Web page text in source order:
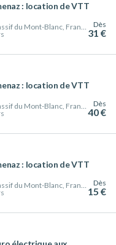
: location de VTT
Contamines-Montjoie, Massif du Mont-Blanc, France
Dès
31 €
: location de VTT
Contamines-Montjoie, Massif du Mont-Blanc, France
Dès
40 €
: location de VTT
Contamines-Montjoie, Massif du Mont-Blanc, France
Dès
15 €